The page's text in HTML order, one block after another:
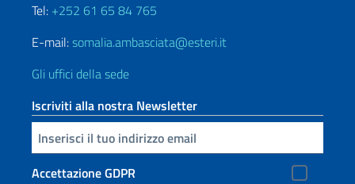
Tel: +252 61 65 84 765
E-mail:somalia.ambasciata@esteri.it
Gli uffici della sede
Iscriviti alla nostra Newsletter
Inserisci la tua email
Accettazione GDPR